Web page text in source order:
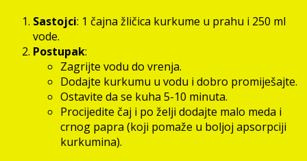
Sastojci: 1 čajna žličica kurkume u prahu i 250 ml
vode.
Postupak:
Zagrijte vodu do vrenja.
Dodajte kurkumu u vodu i dobro promiješajte.
Ostavite da se kuha 5-10 minuta.
Procijedite čaj i po želji dodajte malo meda i
crnog papra (koji pomaže u boljoj apsorpciji
kurkumina).